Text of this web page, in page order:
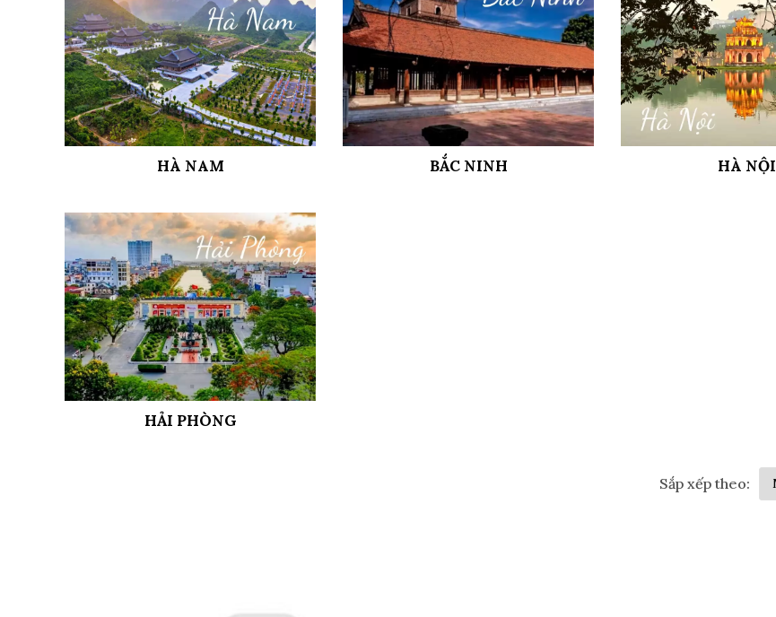
HÀ NAM BẮC NINH HÀ NỘI
HẢI PHÒNG
Sắp xếp theo: